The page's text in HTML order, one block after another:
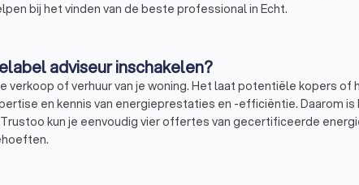
bij het vinden van de beste professional in Echt.
adviseur inschakelen?
verkoop of verhuur van je woning. Het laat potentiële kopers of
en kennis van energieprestaties en -efficiëntie. Daarom
kun je eenvoudig vier offertes van gecertificeerde